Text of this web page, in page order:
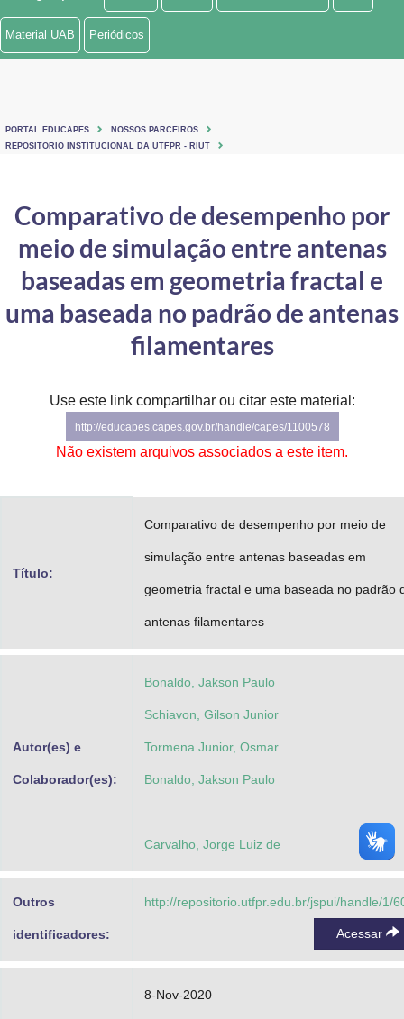
Ministério de Minas e Energia
Ministério do Turismo
Controladoria-Geral da União
Ministério da Mulher, da Família e dos Direitos Humanos
Secretaria-Geral
Advocacia-Geral da União
Banco Central do Brasil
Planalto
Material UAB Periódicos
PORTAL EDUCAPES
NOSSOS PARCEIROS
REPOSITORIO INSTITUCIONAL DA UTFPR - RIUT
Comparativo de desempenho por
meio de simulação entre antenas
baseadas em geometria fractal e
uma baseada no padrão de antenas
filamentares
Use este link compartilhar ou citar este material:
http://educapes.capes.gov.br/handle/capes/1100578
Não existem arquivos associados a este item.
Título:
Comparativo de desempenho por meio de
simulação entre antenas baseadas em
geometria fractal e uma baseada no padrão
antenas filamentares
Autor(es) e
Colaborador(es):
Bonaldo, Jakson Paulo
Schiavon, Gilson Junior
Tormena Junior, Osmar
Bonaldo, Jakson Paulo
Carvalho, Jorge Luiz de
Outros
identificadores:
http://repositorio.utfpr.edu.br/jspui/handle/1/
Acessar
8-Nov-2020